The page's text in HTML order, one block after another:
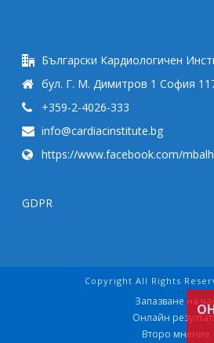
Български Кардиологичен
бул. Г. М. Димитров 1 София
+359-2-4026-333
info@cardiacinstitute.bg
https://www.facebook.com/
GDPR
Copyright All Rights
Запазване на
Онлайн
Второ мнение